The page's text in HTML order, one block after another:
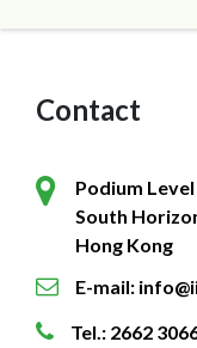
Contact
Podium Level
South
Hong Kong
E-mail:
Tel.: 2662